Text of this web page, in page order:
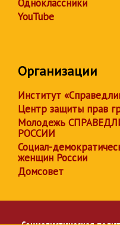
Одноклассники
YouTube
Организации
Институт
Центр защиты прав
Молодежь
РОССИИ
Социал-
женщин России
Домсовет